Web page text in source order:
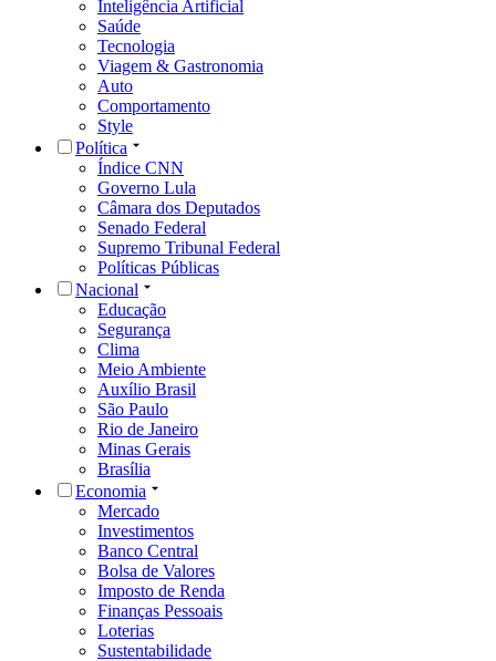
Inteligência Artificial
Saúde
Tecnologia
Viagem & Gastronomia
Auto
Comportamento
Style
Política
Índice CNN
Governo Lula
Câmara dos Deputados
Senado Federal
Supremo Tribunal Federal
Políticas Públicas
Nacional
Educação
Segurança
Clima
Meio Ambiente
Auxílio Brasil
São Paulo
Rio de Janeiro
Minas Gerais
Brasília
Economia
Mercado
Investimentos
Banco Central
Bolsa de Valores
Imposto de Renda
Finanças Pessoais
Loterias
Sustentabilidade